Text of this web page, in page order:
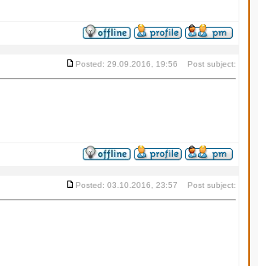
Posted: 29.09.2016, 19:56 Post subject:
Posted: 03.10.2016, 23:57 Post subject: